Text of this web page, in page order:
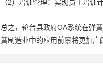
（2）培训管理：实现员工培训
总之，轮台县政府OA系统在弹
簧制造业中的应用前景将更加广